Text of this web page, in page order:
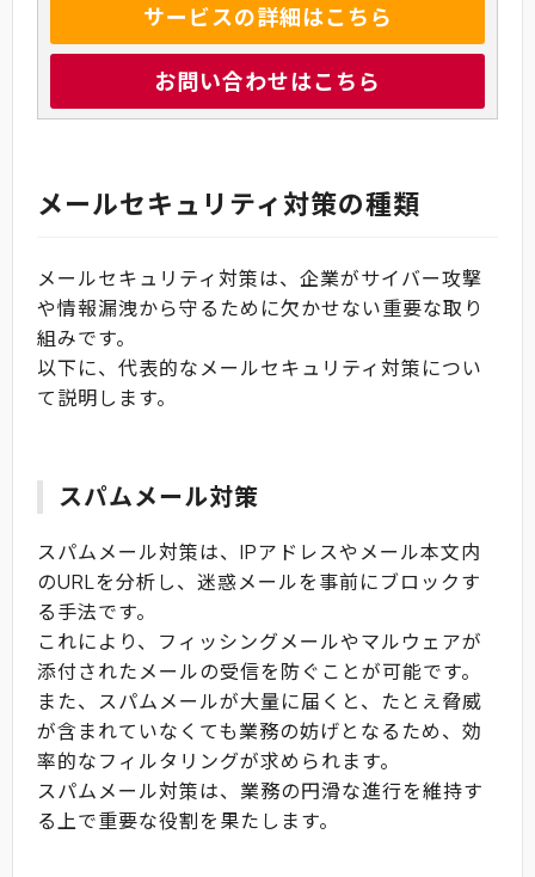
サービスの詳細はこちら
お問い合わせはこちら
メールセキュリティ対策の種類
メールセキュリティ対策は、企業がサイバー攻撃
や情報漏洩から守るために欠かせない重要な取り
組みです。
以下に、代表的なメールセキュリティ対策につい
て説明します。
スパムメール対策
スパムメール対策は、IPアドレスやメール本文内
のURLを分析し、迷惑メールを事前にブロックす
る手法です。
これにより、フィッシングメールやマルウェアが
添付されたメールの受信を防ぐことが可能です。
また、スパムメールが大量に届くと、たとえ脅威
が含まれていなくても業務の妨げとなるため、効
率的なフィルタリングが求められます。
スパムメール対策は、業務の円滑な進行を維持す
る上で重要な役割を果たします。